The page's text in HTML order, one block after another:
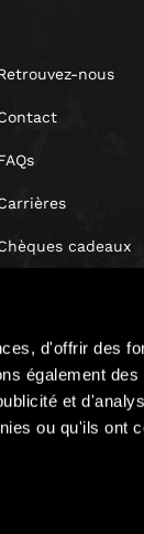
d'offrir des
également
et
ou qu'ils ont
nous
cadeaux